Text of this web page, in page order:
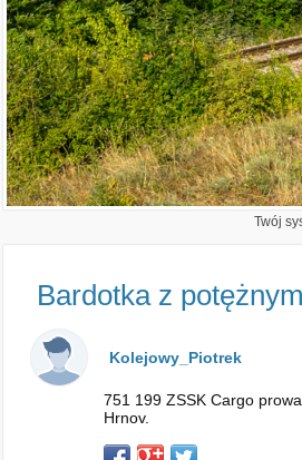
Twój
Bardotka z
Kolejowy_Piotrek
751 199 ZSSK Cargo
Hrnov.